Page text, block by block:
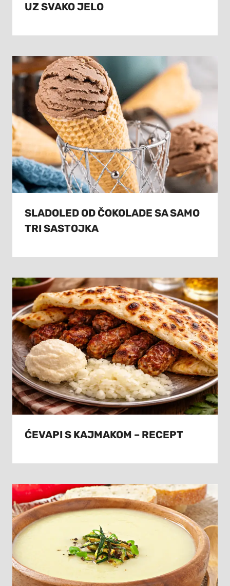
UZ SVAKO JELO
SLADOLED OD ČOKOLADE SA SAMO
TRI SASTOJKA
ĆEVAPI S KAJMAKOM – RECEPT